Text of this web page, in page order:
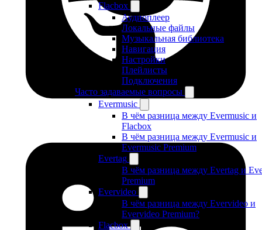
Flacbox
Аудиоплеер
Локальные файлы
Музыкальная библиотека
Навигация
Настройки
Плейлисты
Подключения
Часто задаваемые вопросы
Evermusic
В чём разница между Evermusic и
Flacbox
В чём разница между Evermusic и
Evermusic Premium
Evertag
В чём разница между Evertag и
Premium
Evervideo
В чём разница между Evervideo и
Evervideo Premium?
Flacbox